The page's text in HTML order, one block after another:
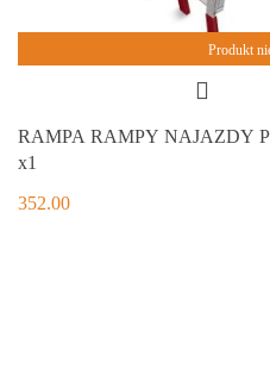
Produkt
RAMPA RAMPY NAJAZDY
x1
352.00